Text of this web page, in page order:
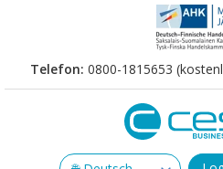
Telefon: 0800-1815653